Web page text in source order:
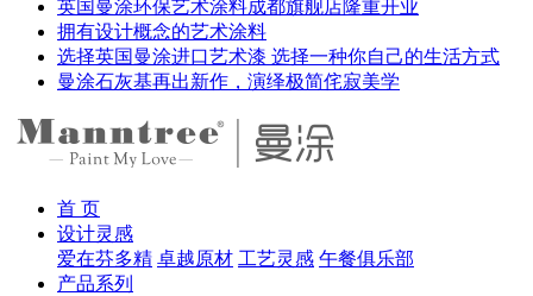
英国曼涂环保艺术涂料成都旗舰店隆重开业
拥有设计概念的艺术涂料
选择英国曼涂进口艺术漆 选择一种你自己的生活方式
曼涂石灰基再出新作，演绎极简侘寂美学
首 页
设计灵感
爱在芬多精 卓越原材 工艺灵感 午餐俱乐部
产品系列